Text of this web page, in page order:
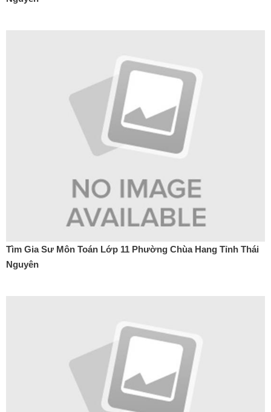
Tìm Gia Sư Môn Toán Lớp 11 Phường Chùa Hang Tỉnh Thái
Nguyên